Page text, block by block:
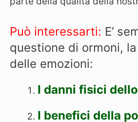
Può interessarti: E’
questione di ormoni,
delle emozioni:
I danni fisici
I benefici della